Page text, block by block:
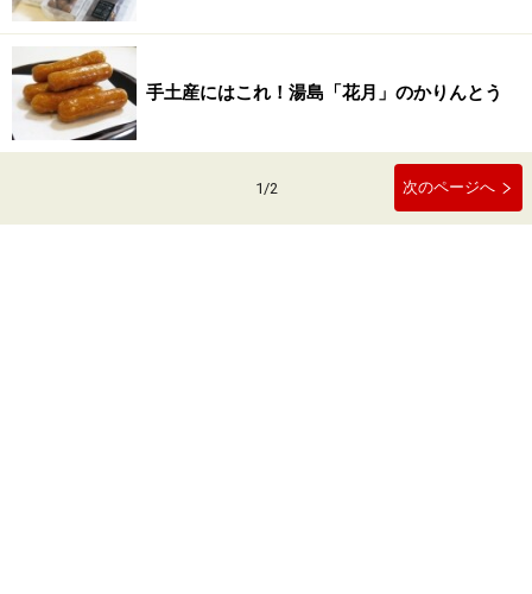
手土産にはこれ！湯島「花月」のかりんとう
1/2 次のページへ